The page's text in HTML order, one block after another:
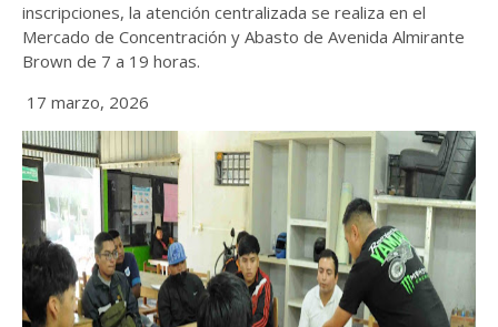
inscripciones, la atención centralizada se realiza en el
Mercado de Concentración y Abasto de Avenida Almirante
Brown de 7 a 19 horas.
17 marzo, 2026